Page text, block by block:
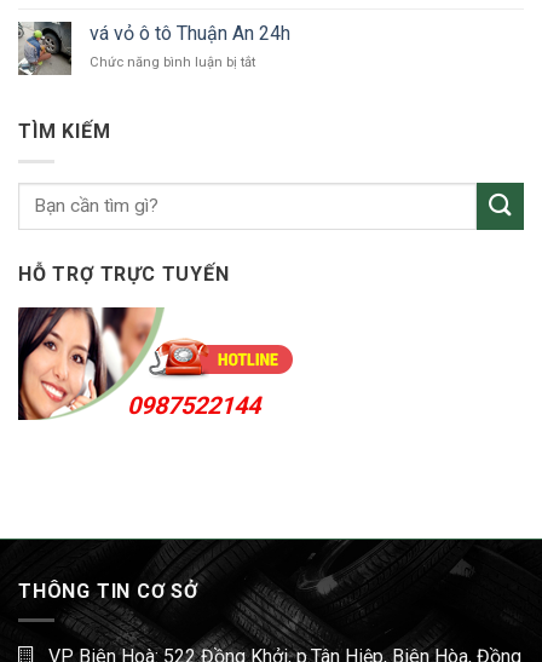
KCN
vỏ
xe
ô
vá vỏ ô tô Thuận An 24h
Chức năng bình luận bị tắtở
An
TÌM KIẾM
HỖ TRỢ TRỰC TUYẾN
0987522144
THÔNG TIN CƠ SỞ
VP Biên Hoà: 522 Đồng Khởi, p.Tân Hiệp, Biên Hòa, Đồng